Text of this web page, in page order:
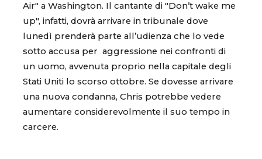
Air" a Washington. Il cantante di "Don’t wake me
up", infatti, dovrà arrivare in tribunale dove
lunedì prenderà parte all’udienza che lo vede
sotto accusa per aggressione nei confronti di
un uomo, avvenuta proprio nella capitale degli
Stati Uniti lo scorso ottobre. Se dovesse arrivare
una nuova condanna, Chris potrebbe vedere
aumentare considerevolmente il suo tempo in
carcere.